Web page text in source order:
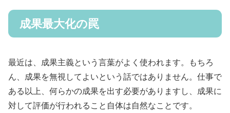
成果最大化の罠
最近は、成果主義という言葉がよく使われます。もちろ
ん、成果を無視してよいという話ではありません。仕事で
ある以上、何らかの成果を出す必要がありますし、成果に
対して評価が行われること自体は自然なことです。